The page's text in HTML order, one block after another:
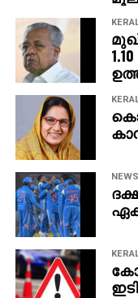
തോന്നിക്കുന്ന
രജിസ്‌ട്രേഷനുകളും
അന്വേഷണത്തില്‍
ഭാഗമായി ദുല്‍ഖര്‍
ചക്കാലക്കല്‍
കേരളത്തിലെ 17
സെപ്റ്റംബറില്‍
ഡീലര്‍മാരുടെ
രേഖകള്‍ വഴി
ബന്ധപ്പെട്ട
എന്നിവയാണ്
നിലവിലെ
കസ്റ്റംസിനൊപ്പം
തുടരുകയാണ്.
NEWS